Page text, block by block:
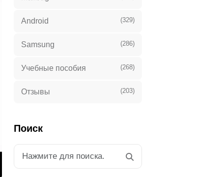
Android (329)
Samsung (286)
Учебные пособия (268)
Отзывы (203)
Поиск